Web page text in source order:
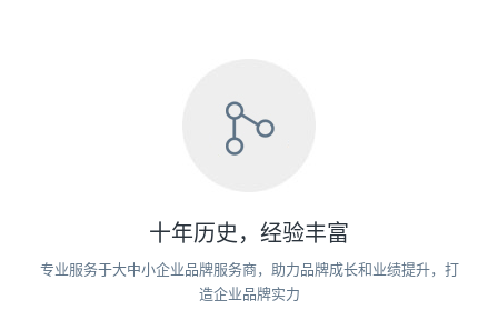
十年历史，经验丰富
专业服务于大中小企业品牌服务商，助力品牌成长和业绩提升，打
造企业品牌实力